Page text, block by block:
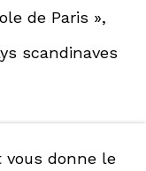
de Paris »,
scandinaves
à la
vous donne le